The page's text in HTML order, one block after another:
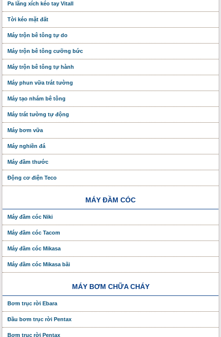
Pa lăng xích kéo tay Vitall
Tời kéo mặt đất
Máy trộn bê tông tự do
Máy trộn bê tông cưỡng bức
Máy trộn bê tông tự hành
Máy phun vữa trát tường
Máy tạo nhám bê tông
Máy trát tường tự động
Máy bơm vữa
Máy nghiền đá
Máy đầm thước
Động cơ điện Teco
MÁY ĐẦM CÓC
Máy đầm cóc Niki
Máy đầm cóc Tacom
Máy đầm cóc Mikasa
Máy đầm cóc Mikasa bãi
MÁY BƠM CHỮA CHÁY
Bơm trục rời Ebara
Đầu bơm trục rời Pentax
Bơm trục rời Pentax